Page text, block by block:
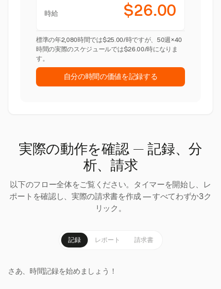
時給 $26.00
標準の年2,080時間では$25.00/時ですが、50週×40
時間の実際のスケジュールでは$26.00/時になりま
す。
自分の時間の価値を記録する
実際の動作を確認 — 記録、分
析、請求
以下のフロー全体をご覧ください。タイマーを開始し、レ
ポートを確認し、実際の請求書を作成 — すべてわずか3ク
リック。
記録 レポート 請求書
さあ、時間記録を始めましょう！